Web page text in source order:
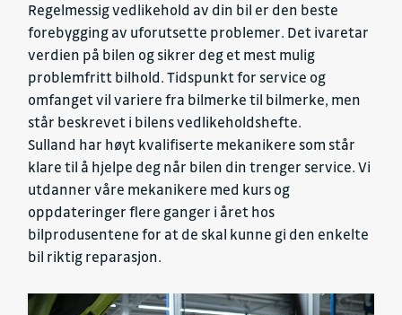
Regelmessig vedlikehold av din bil er den beste
forebygging av uforutsette problemer. Det ivaretar
verdien på bilen og sikrer deg et mest mulig
problemfritt bilhold. Tidspunkt for service og
omfanget vil variere fra bilmerke til bilmerke, men
står beskrevet i bilens vedlikeholdshefte.
Sulland har høyt kvalifiserte mekanikere som står
klare til å hjelpe deg når bilen din trenger service. Vi
utdanner våre mekanikere med kurs og
oppdateringer flere ganger i året hos
bilprodusentene for at de skal kunne gi den enkelte
bil riktig reparasjon.